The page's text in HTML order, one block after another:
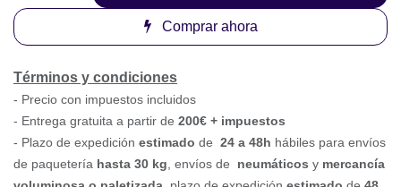
Términos y condiciones
- Precio con impuestos incluidos
- Entrega gratuita a partir de
- Plazo de expediciónestimado de 24 a 48h
envíos de paquetería
hasta 30 k g , envíos
de
neumáticos y mercancía voluminosa o paletizada ,
plazo de expedición
estimado de 48 a 96h hábiles.